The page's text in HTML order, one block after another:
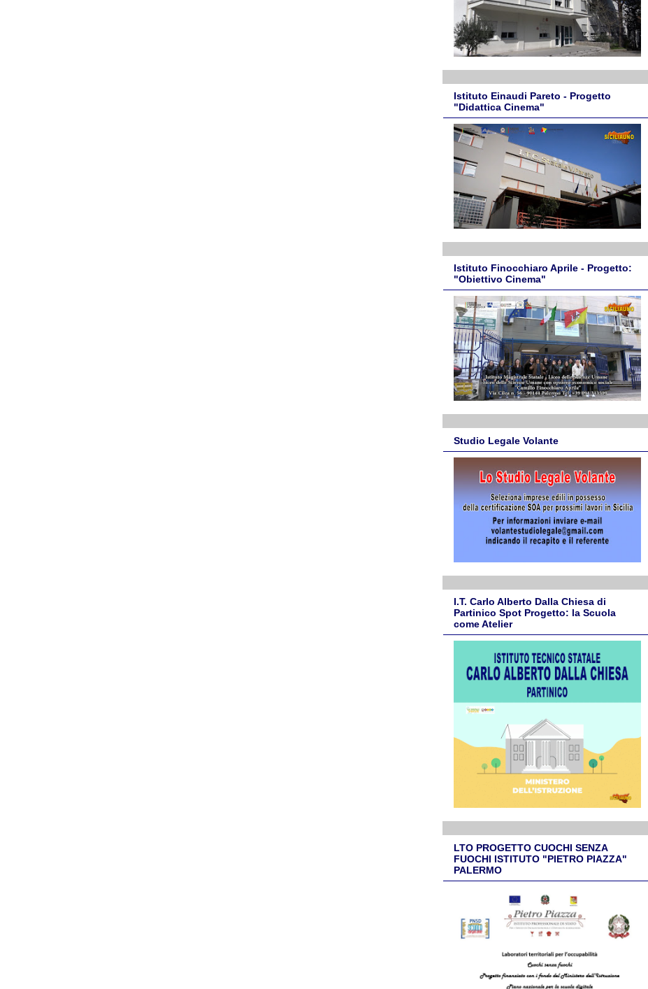
Istituto Einaudi Pareto - Progetto
"Didattica Cinema"
Istituto Finocchiaro Aprile - Progetto:
"Obiettivo Cinema"
Studio Legale Volante
I.T. Carlo Alberto Dalla Chiesa di
Partinico Spot Progetto: la Scuola
come Atelier
LTO PROGETTO CUOCHI SENZA
FUOCHI ISTITUTO "PIETRO PIAZZA"
PALERMO